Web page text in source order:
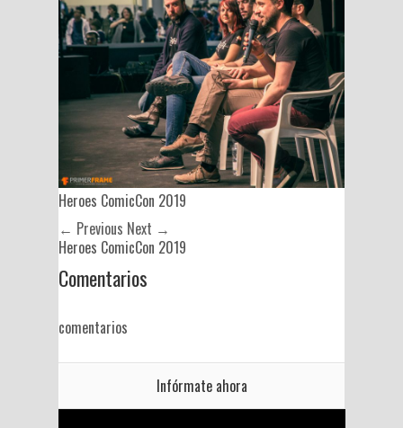
Heroes ComicCon 2019
← Previous Next →
Heroes ComicCon 2019
Comentarios
comentarios
Infórmate ahora